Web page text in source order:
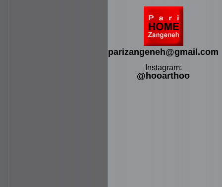
parizangeneh@gmail.com
Instagram:
@hooarthoo